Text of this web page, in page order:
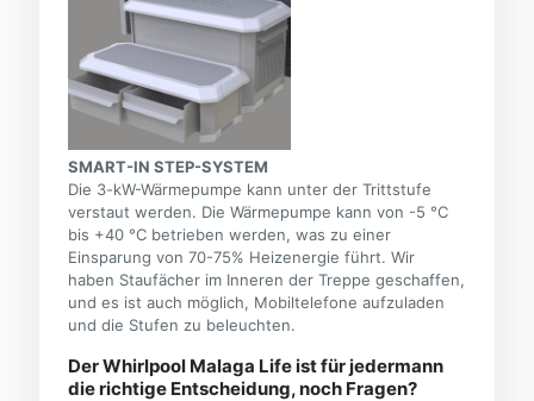
SMART-IN STEP-SYSTEM
Die 3-kW-Wärmepumpe kann unter der Trittstufe
verstaut werden. Die Wärmepumpe kann von -5 °C
bis +40 °C betrieben werden, was zu einer
Einsparung von 70-75% Heizenergie führt. Wir
haben Staufächer im Inneren der Treppe geschaffen,
und es ist auch möglich, Mobiltelefone aufzuladen
und die Stufen zu beleuchten.
Der Whirlpool Malaga Life ist für jedermann
die richtige Entscheidung, noch Fragen?